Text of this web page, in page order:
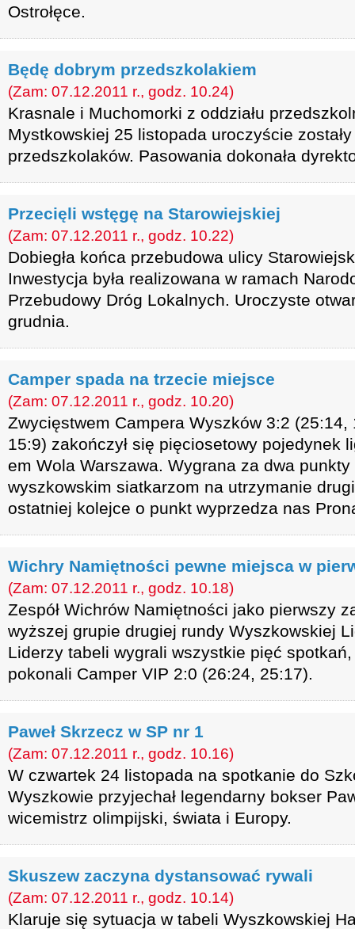
Ostrołęce.
Będę dobrym przedszkolakiem
(Zam: 07.12.2011 r., godz. 10.24)
Krasnale i Muchomorki z oddziału
Mystkowskiej 25 listopada uroczyście
przedszkolaków. Pasowania dokonała
Przecięli wstęgę na Starowiejskiej
(Zam: 07.12.2011 r., godz. 10.22)
Dobiegła końca przebudowa ulicy
Inwestycja była realizowana w ramach
Przebudowy Dróg Lokalnych. Uroczyste
grudnia.
Camper spada na trzecie miejsce
(Zam: 07.12.2011 r., godz. 10.20)
Zwycięstwem Campera Wyszków 3:2
15:9) zakończył się pięciosetowy pojedynek
em Wola Warszawa. Wygrana za dwa punkty
wyszkowskim siatkarzom na utrzymanie
ostatniej kolejce o punkt wyprzedza nas
Wichry Namiętności pewne miejsca w
(Zam: 07.12.2011 r., godz. 10.18)
Zespół Wichrów Namiętności jako pierwszy
wyższej grupie drugiej rundy Wyszkowskiej
Liderzy tabeli wygrali wszystkie pięć
pokonali Camper VIP 2:0 (26:24, 25:17).
Paweł Skrzecz w SP nr 1
(Zam: 07.12.2011 r., godz. 10.16)
W czwartek 24 listopada na spotkanie do
Wyszkowie przyjechał legendarny bokser
wicemistrz olimpijski, świata i Europy.
Skuszew zaczyna dystansować rywali
(Zam: 07.12.2011 r., godz. 10.14)
Klaruje się sytuacja w tabeli Wyszkowskiej